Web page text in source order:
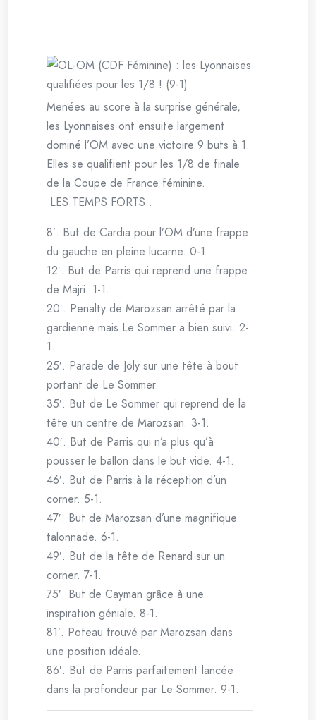
Menées au score à la surprise générale,
les Lyonnaises ont ensuite largement
dominé l’OM avec une victoire 9 buts à 1.
Elles se qualifient pour les 1/8 de finale
de la Coupe de France féminine.
LES TEMPS FORTS .
8′. But de Cardia pour l’OM d’une frappe
du gauche en pleine lucarne. 0-1.
12′. But de Parris qui reprend une frappe
de Majri. 1-1.
20′. Penalty de Marozsan arrêté par la
gardienne mais Le Sommer a bien suivi. 2-
1.
25′. Parade de Joly sur une tête à bout
portant de Le Sommer.
35′. But de Le Sommer qui reprend de la
tête un centre de Marozsan. 3-1.
40′. But de Parris qui n’a plus qu’à
pousser le ballon dans le but vide. 4-1.
46′. But de Parris à la réception d’un
corner. 5-1.
47′. But de Marozsan d’une magnifique
talonnade. 6-1.
49′. But de la tête de Renard sur un
corner. 7-1.
75′. But de Cayman grâce à une
inspiration géniale. 8-1.
81′. Poteau trouvé par Marozsan dans
une position idéale.
86′. But de Parris parfaitement lancée
dans la profondeur par Le Sommer. 9-1.